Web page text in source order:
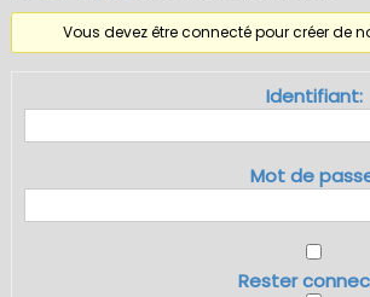
Vous devez être connecté pour créer de
Identifiant:
Mot de
Rester